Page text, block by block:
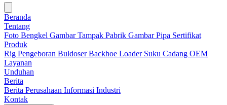
Beranda
Tentang
Foto Bengkel Gambar Tampak Pabrik Gambar Pipa Sertifikat
Produk
Rig Pengeboran BuldoserBackhoe Loader Suku Cadang OEM
Layanan
Unduhan
Berita
Berita Perusahaan Informasi Industri
Kontak